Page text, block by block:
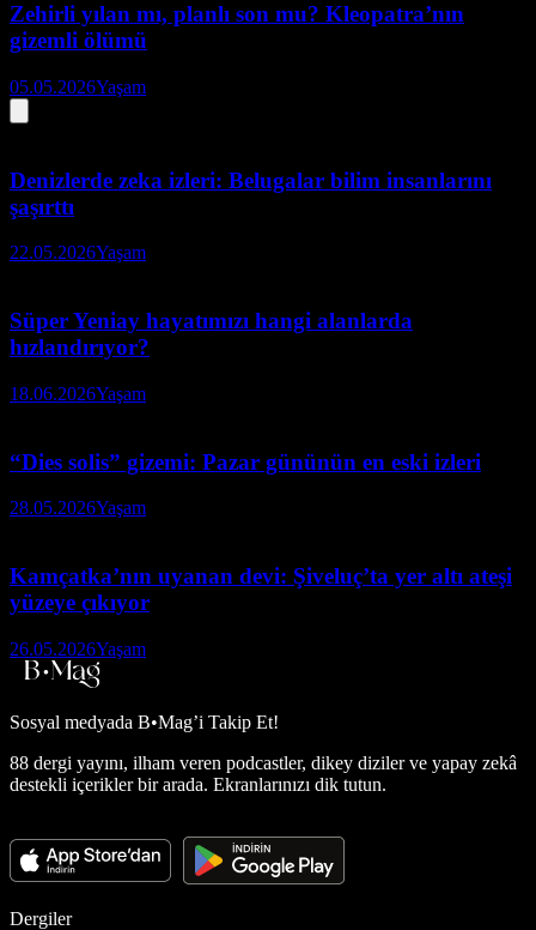
Zehirli yılan mı, planlı son mu? Kleopatra’nın
gizemli ölümü
05.05.2026Yaşam
Denizlerde zeka izleri: Belugalar bilim insanlarını
şaşırttı
22.05.2026Yaşam
Süper Yeniay hayatımızı hangi alanlarda
hızlandırıyor?
18.06.2026Yaşam
“Dies solis” gizemi: Pazar gününün en eski izleri
28.05.2026Yaşam
Kamçatka’nın uyanan devi: Şiveluç’ta yer altı ateşi
yüzeye çıkıyor
26.05.2026Yaşam
Sosyal medyada B•Mag’i Takip Et!
88 dergi yayını, ilham veren podcastler, dikey diziler ve yapay zekâ
destekli içerikler bir arada. Ekranlarınızı dik tutun.
Dergiler